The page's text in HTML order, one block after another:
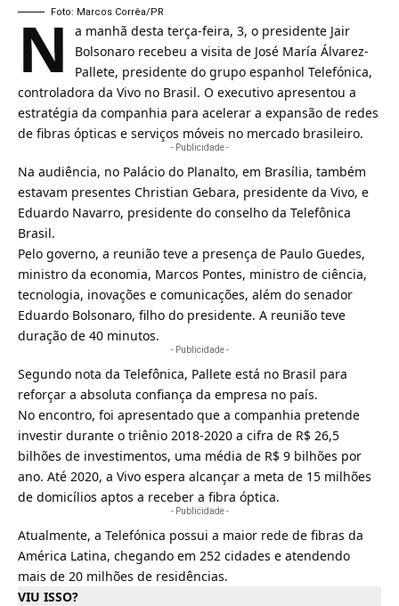
Foto: Marcos Corrêa/PR
N a manhã desta terça-feira, 3, o presidente Jair
Bolsonaro recebeu a visita de José María Álvarez-
Pallete, presidente do grupo espanhol Telefónica,
controladora da Vivo no Brasil. O executivo apresentou a
estratégia da companhia para acelerar a expansão de redes
de fibras ópticas e serviços móveis no mercado brasileiro.
- Publicidade -
Na audiência, no Palácio do Planalto, em Brasília, também
estavam presentes Christian Gebara, presidente da Vivo, e
Eduardo Navarro, presidente do conselho da Telefônica
Brasil.
Pelo governo, a reunião teve a presença de Paulo Guedes,
ministro da economia, Marcos Pontes, ministro de ciência,
tecnologia, inovações e comunicações, além do senador
Eduardo Bolsonaro, filho do presidente. A reunião teve
duração de 40 minutos.
- Publicidade -
Segundo nota da Telefônica, Pallete está no Brasil para
reforçar a absoluta confiança da empresa no país.
No encontro, foi apresentado que a companhia pretende
investir durante o triênio 2018-2020 a cifra de R$ 26,5
bilhões de investimentos, uma média de R$ 9 bilhões por
ano. Até 2020, a Vivo espera alcançar a meta de 15 milhões
de domicílios aptos a receber a fibra óptica.
- Publicidade -
Atualmente, a Telefónica possui a maior rede de fibras da
América Latina, chegando em 252 cidades e atendendo
mais de 20 milhões de residências.
VIU ISSO?